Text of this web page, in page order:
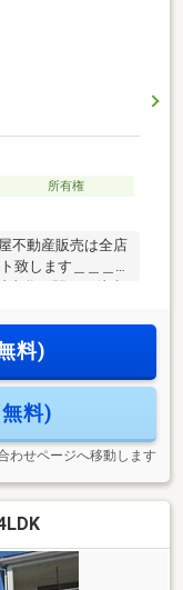
所有権
不動産販売は全店
致します＿＿＿―
前面道路幅員約6
す♪
料)
料)
わせページへ移動します